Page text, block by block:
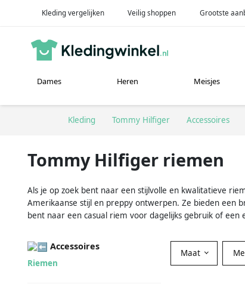
Kleding vergelijken Veilig shoppen Grootste
Dames Heren Meisjes
Kleding Tommy Hilfiger Accessoires
Tommy Hilfiger riemen
Als je op zoek bent naar een stijlvolle en kwalitatieve
Amerikaanse stijl en preppy ontwerpen. Ze bieden een
bent naar een casual riem voor dagelijks gebruik of
Accessoires
Riemen
Maat